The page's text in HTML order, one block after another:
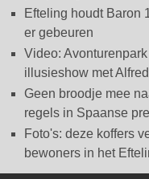
Efteling houdt Baron
er gebeuren
Video:
illusieshow met
Geen broodje mee
regels in Spaanse
Foto's: deze koffers
bewoners in het